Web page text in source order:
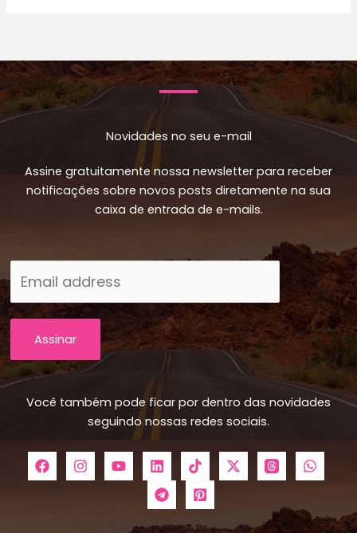
Novidades no seu e-mail
Assine gratuitamente nossa newsletter para receber
notificações sobre novos posts diretamente na sua
caixa de entrada de e-mails.
Assinar
Você também pode ficar por dentro das novidades
seguindo nossas redes sociais.